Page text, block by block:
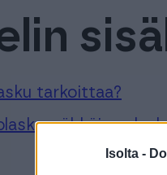
Isolta -
tarkoittaa?
sähköinen